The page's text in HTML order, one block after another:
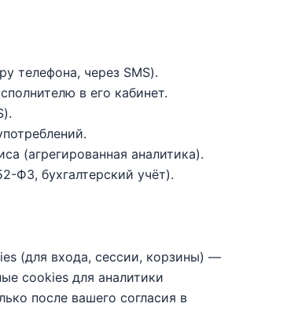
телефона, через SMS).
в его кабинет.
(агрегированная аналитика).
ФЗ, бухгалтерский учёт).
(для входа, сессии, корзины) —
cookies для аналитики
после вашего согласия в